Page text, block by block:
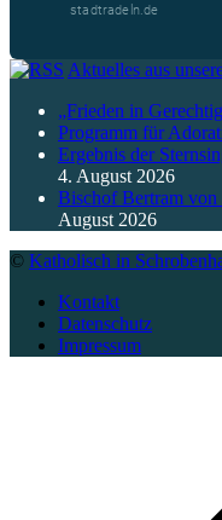
Aktuelles aus
„Frieden in
Programm für
Ergebnis der
4. August 2026
Bischof Bertram von
August 2026
© Katholisch in
Kontakt
Datenschutz
Impressum